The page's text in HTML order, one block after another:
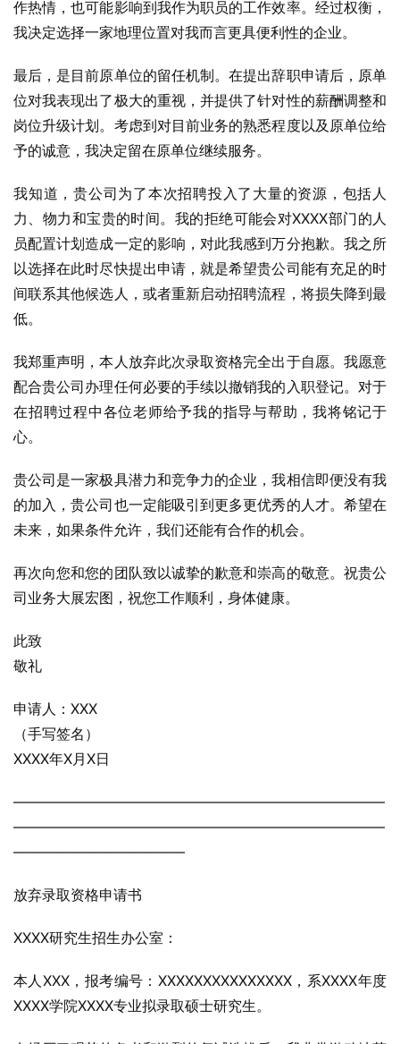
作热情，也可能影响到我作为职员的工作效率。经过权衡，
我决定选择一家地理位置对我而言更具便利性的企业。
最后，是目前原单位的留任机制。在提出辞职申请后，原单
位对我表现出了极大的重视，并提供了针对性的薪酬调整和
岗位升级计划。考虑到对目前业务的熟悉程度以及原单位给
予的诚意，我决定留在原单位继续服务。
我知道，贵公司为了本次招聘投入了大量的资源，包括人
力、物力和宝贵的时间。我的拒绝可能会对XXXX部门的人
员配置计划造成一定的影响，对此我感到万分抱歉。我之所
以选择在此时尽快提出申请，就是希望贵公司能有充足的时
间联系其他候选人，或者重新启动招聘流程，将损失降到最
低。
我郑重声明，本人放弃此次录取资格完全出于自愿。我愿意
配合贵公司办理任何必要的手续以撤销我的入职登记。对于
在招聘过程中各位老师给予我的指导与帮助，我将铭记于
心。
贵公司是一家极具潜力和竞争力的企业，我相信即便没有我
的加入，贵公司也一定能吸引到更多更优秀的人才。希望在
未来，如果条件允许，我们还能有合作的机会。
再次向您和您的团队致以诚挚的歉意和崇高的敬意。祝贵公
司业务大展宏图，祝您工作顺利，身体健康。
此致
敬礼
申请人：XXX
（手写签名）
XXXX年X月X日
——————————————————————————
——————————————————————————
————————————
放弃录取资格申请书
XXXX研究生招生办公室：
本人XXX，报考编号：XXXXXXXXXXXXXXX，系XXXX年度
XXXX学院XXXX专业拟录取硕士研究生。